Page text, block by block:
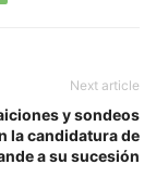
Next article
y sondeos
la candidatura de
a su sucesión